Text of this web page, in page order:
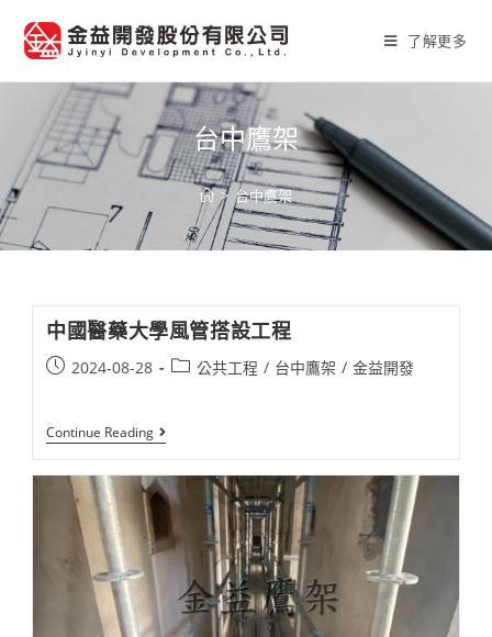
了解更多
台中鷹架
> 台中鷹架
中國醫藥大學風管搭設工程​
Post2024-08-28
Post公共工程 / 台中鷹架 / 金益開發
Continue Reading中
國
藥
大
學
風
管
搭
設
工
程​